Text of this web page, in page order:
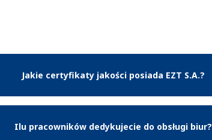
Jakie certyfikaty jakości posiada EZT S.A.?
Ilu pracowników dedykujecie do obsługi biur?